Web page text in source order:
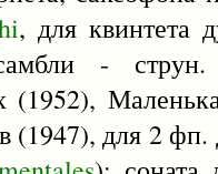
, для квинтета
-
(1952),
(1947), для 2